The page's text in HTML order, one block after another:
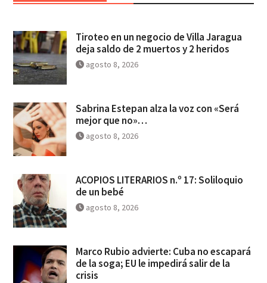
Tiroteo en un negocio de Villa Jaragua
deja saldo de 2 muertos y 2 heridos
agosto 8, 2026
Sabrina Estepan alza la voz con «Será
mejor que no»…
agosto 8, 2026
ACOPIOS LITERARIOS n.º 17: Soliloquio
de un bebé
agosto 8, 2026
Marco Rubio advierte: Cuba no escapará
de la soga; EU le impedirá salir de la
crisis